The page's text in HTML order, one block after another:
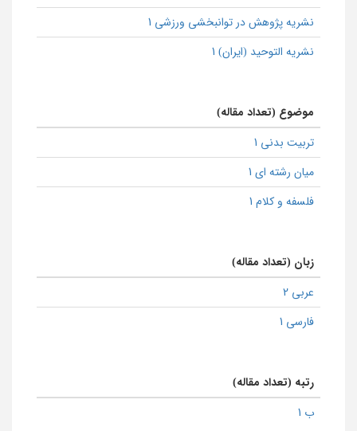
نشریه پژوهش در توانبخشی ورزشی 1
نشریه التوحید (ایران) 1
موضوع (تعداد مقاله)
تربیت بدنی 1
میان رشته ای 1
فلسفه و کلام 1
زبان (تعداد مقاله)
عربی 2
فارسی 1
رتبه (تعداد مقاله)
ب 1